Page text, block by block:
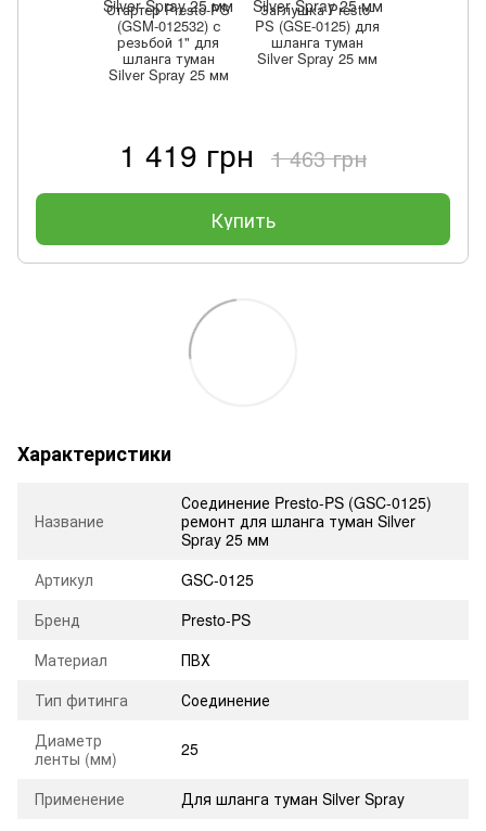
Стартер Presto-PS
(GSM-012532) с
резьбой 1" для
шланга туман
Silver Spray 25 мм
Заглушка Presto-
PS (GSЕ-0125) для
шланга туман
Silver Spray 25 мм
1 419 грн 1 463 грн
Купить
Характеристики
Название
Соединение Presto-PS (GSC-0125)
ремонт для шланга туман Silver
Spray 25 мм
Артикул
GSC-0125
Бренд
Presto-PS
Материал
ПВХ
Тип фитинга
Соединение
Диаметр
ленты (мм)
25
Применение
Для шланга туман Silver Spray